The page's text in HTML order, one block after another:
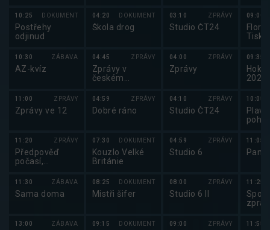
10:25 DOKUMENT
Postřehy
odjinud
10:30 ZÁBAVA
AZ-kvíz
11:00 ZPRÁVY
Zprávy ve 12
11:20 ZPRÁVY
Předpověď
počasí,
zprávy,
Události v
regionech plus
11:30 ZÁBAVA
Sama doma
13:00 ZÁBAVA
04:20 DOKUMENT
Škola drog
04:45 ZPRÁVY
Zprávy v
českém
jazyce
04:59 ZPRÁVY
Dobré ráno
07:30 DOKUMENT
Kouzlo Velké
Británie
08:25 DOKUMENT
Mistři šifer
09:15 DOKUMENT
03:10 ZPRÁVY
Studio ČT24
04:00 ZPRÁVY
Zprávy
04:10 ZPRÁVY
Studio ČT24
04:59 ZPRÁVY
Studio 6
08:00 ZPRÁVY
Studio 6 II
09:00 ZPRÁVY
09:00
2025
09:35
2025
10:05
11:05
11:25
11:55